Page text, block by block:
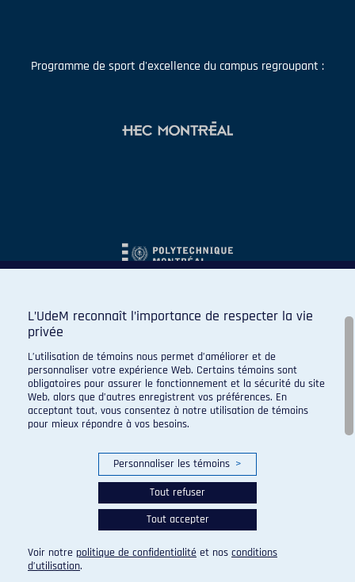
Programme de sport d'excellence du campus regroupant :
© 2026 Carabins de l'Université de Montréal. Tous droits
réservés.
Paramètres des témoins
L’UdeM reconnaît l’importance de respecter la vie
privée
L’utilisation de témoins nous permet d’améliorer et de
personnaliser votre expérience Web. Certains témoins sont
obligatoires pour assurer le fonctionnement et la sécurité du site
Web, alors que d’autres enregistrent vos préférences. En
acceptant tout, vous consentez à notre utilisation de témoins
pour mieux répondre à vos besoins.
Personnaliser les témoins >
Tout refuser
Tout accepter
Voir notre politique de confidentialité et nos conditions
d’utilisation.